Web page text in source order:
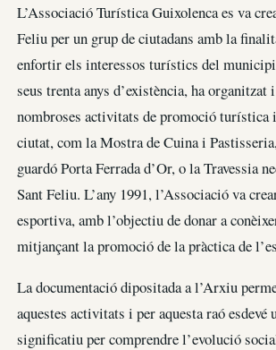
L’Associació Turística Guixolenca es va
Feliu per un grup de ciutadans amb la
enfortir els interessos turístics del
seus trenta anys d’existència, ha
nombroses activitats de promoció turística
ciutat, com la Mostra de Cuina i
guardó Porta Ferrada d’Or, o la Travessia
Sant Feliu. L’any 1991, l’Associació va
esportiva, amb l’objectiu de donar a
mitjançant la promoció de la pràctica de
La documentació dipositada a l’Arxiu
aquestes activitats i per aquesta raó esdevé
significatiu per comprendre l’evolució